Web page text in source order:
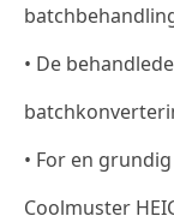
• De
• For en
Coolmuster